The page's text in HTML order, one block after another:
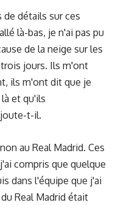
de détails sur ces
là-bas, je n'ai pas pu
de la neige sur les
jours. Ils m'ont
ils m'ont dit que je
et qu'ils
t-il.
au Real Madrid. Ces
compris que quelque
dans l'équipe que j'ai
Real Madrid était